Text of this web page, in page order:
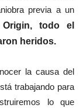
previa a un
todo el
heridos.
la causa del
trabajando para
lo que